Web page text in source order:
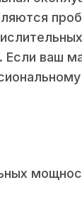
Если ваш